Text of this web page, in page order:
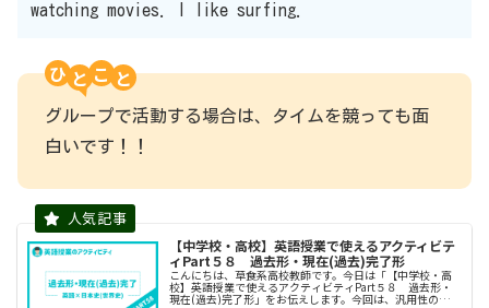
watching movies. I like surfing.
ひ こ
グループで活動する場合は、タイムを競っても面
白いです！！
【中学校・高校】英語授業で使えるアクティビテ
ィPart５８ 過去形・現在(過去)完了形
こんにちは、草食系高校教師です。今日は「【中学校・高
校】英語授業で使えるアクティビティPart５８ 過去形・
現在(過去)完了形」をお伝えします。今回は、汎用性のある